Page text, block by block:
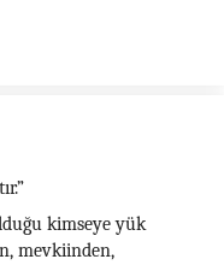
kimseye yük
mevkiinden,